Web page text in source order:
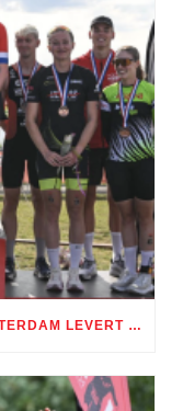
WARM EN SPECTACULAIR: TRI ROTTERDAM LEVERT TWEE DAGEN TRIATHLONSPEKTAKEL